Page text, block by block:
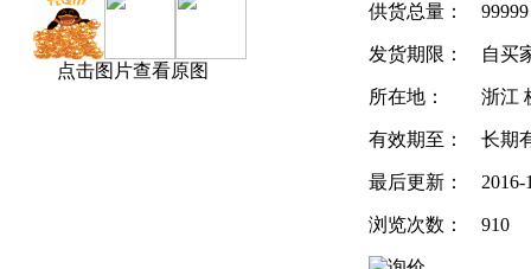
点击图片查看原图
供货总量：
发货期限： 自买
所在地： 浙江
有效期至： 长期
最后更新： 2016-
浏览次数： 910